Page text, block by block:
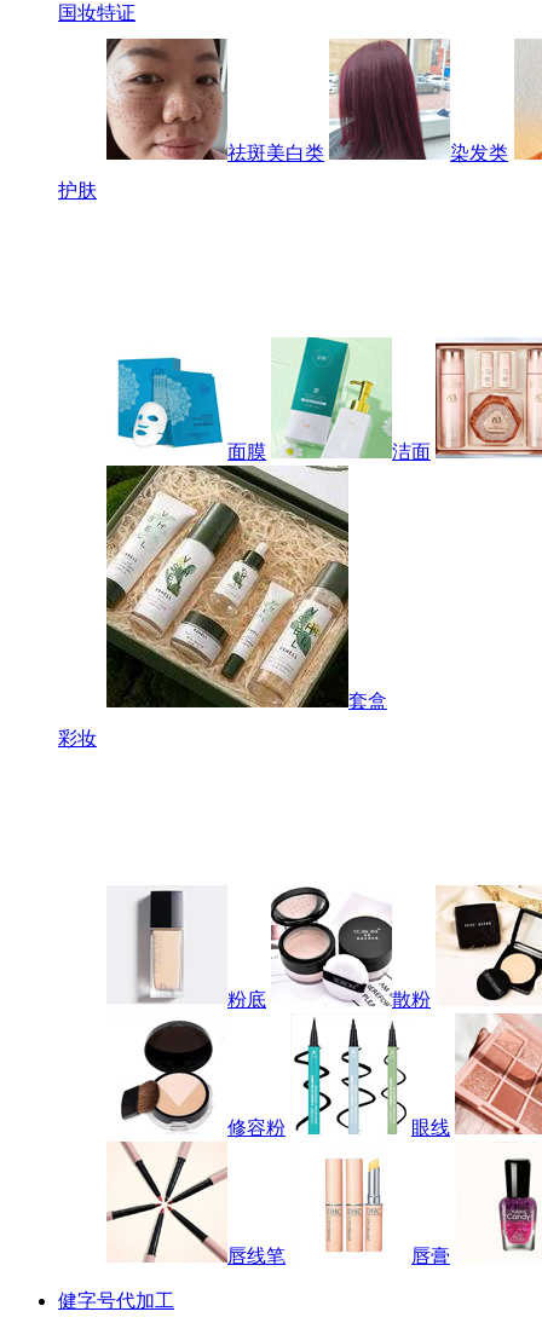
国妆特证
祛斑美白类
染发类
护肤
面膜 洁面
套盒
彩妆
粉底 散粉
修容粉 眼线
唇线笔 唇膏
健字号代加工